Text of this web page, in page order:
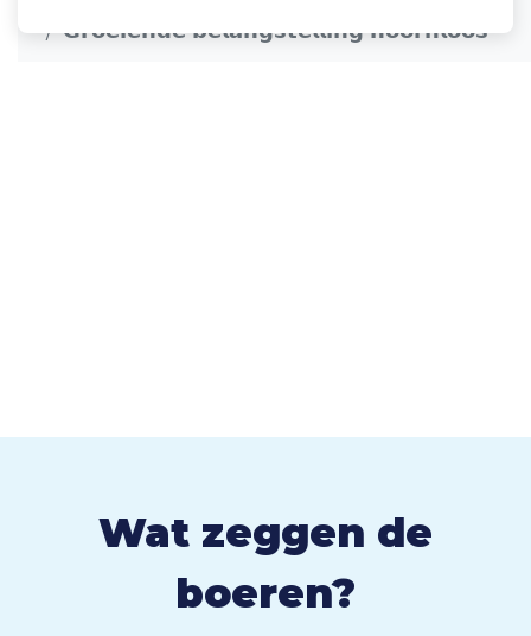
𝗚𝗿𝗼𝗲𝗶𝗲𝗻𝗱𝗲 𝗯𝗲𝗹𝗮𝗻𝗴𝘀𝘁𝗲𝗹𝗹𝗶𝗻𝗴 𝗵𝗼𝗼𝗿𝗻𝗹𝗼𝗼𝘀
Wat zeggen de
boeren?